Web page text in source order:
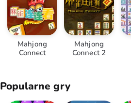
Mahjong
Connect
Mahjong
Connect 2
Popularne gry